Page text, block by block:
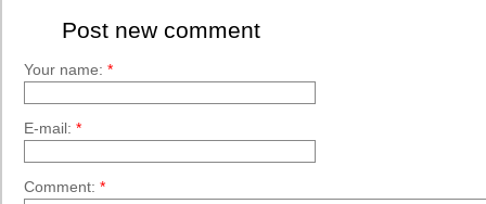
Post new comment
Your name: *
E-mail: *
Comment: *